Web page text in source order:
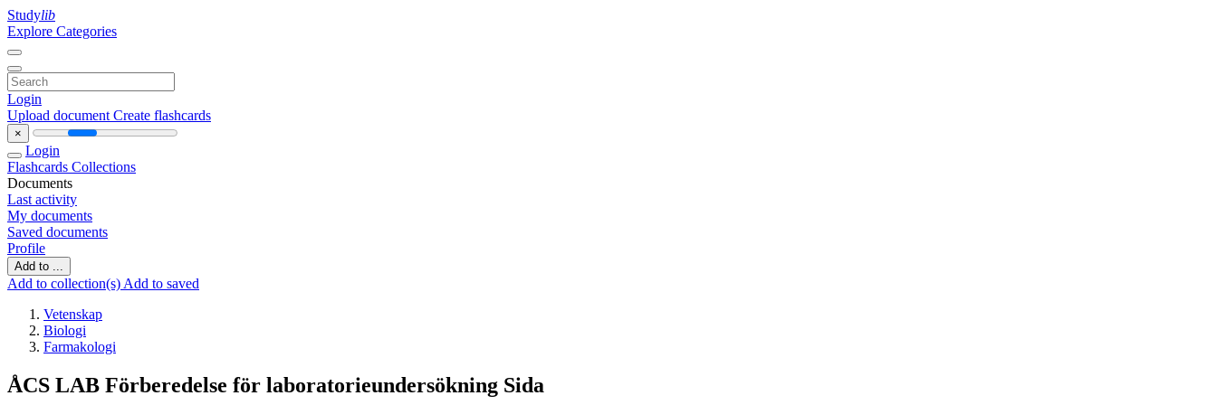
Studylib
Explore Categories
Login
Upload document Create flashcards
×
Login
Flashcards Collections
Documents
Last activity
My documents
Saved documents
Profile
Add to ...
Add to collection(s) Add to saved
Vetenskap
Biologi
Farmakologi
ÅCS LAB Förberedelse för laboratorieundersökning Sida